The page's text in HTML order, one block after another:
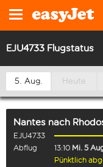
EJU4733 Flugstatus
5. Aug. Heute
Nantes nach
EJU4733
Abflug
13:10 Mi. 5
Pünktlich